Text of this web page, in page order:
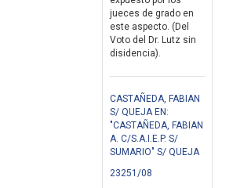
jueces de grado en
este aspecto. (Del
Voto del Dr. Lutz sin
disidencia).
CASTAÑEDA, FABIAN
S/ QUEJA EN:
"CASTAÑEDA, FABIAN
A. C/S.A.I.E.P. S/
SUMARIO" S/ QUEJA
23251/08